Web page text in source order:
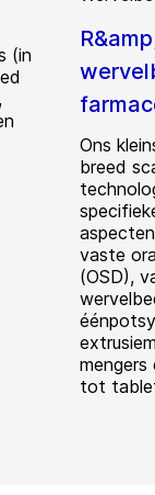
(in
Ons
breed
vaste
(OSD),
mengers
tot